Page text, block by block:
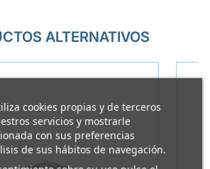
cookies propias y de terceros
servicios y mostrarle
con sus preferencias
de sus hábitos de navegación.
ALTERNATIVOS